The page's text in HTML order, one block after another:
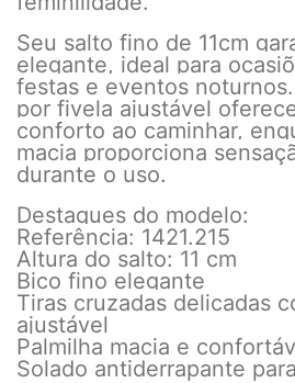
Seu salto fino de 11cm
elegante, ideal para
festas e eventos
por fivela ajustável
conforto ao caminhar,
macia proporciona
durante o uso.
Destaques do modelo:
Referência: 1421.215
Altura do salto: 11 cm
Bico fino elegante
Tiras cruzadas delicadas
ajustável
Palmilha macia e
Solado antiderrapante